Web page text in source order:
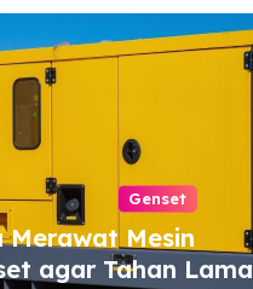
Genset
Merawat Mesin
agar Tahan Lama